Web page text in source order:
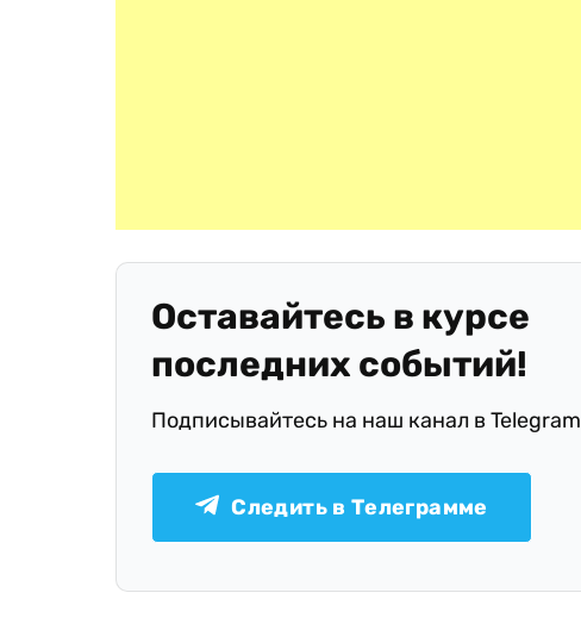
Оставайтесь в курсе
последних событий!
Подписывайтесь на наш канал в Telegram
Следить в Телеграмме